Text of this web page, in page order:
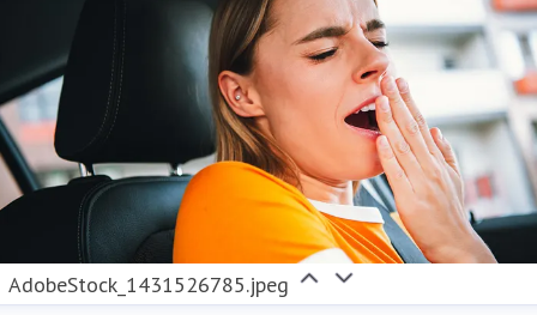
AdobeStock_1431526785.jpeg